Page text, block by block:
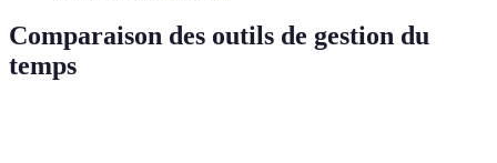
Comparaison des outils de gestion du
temps